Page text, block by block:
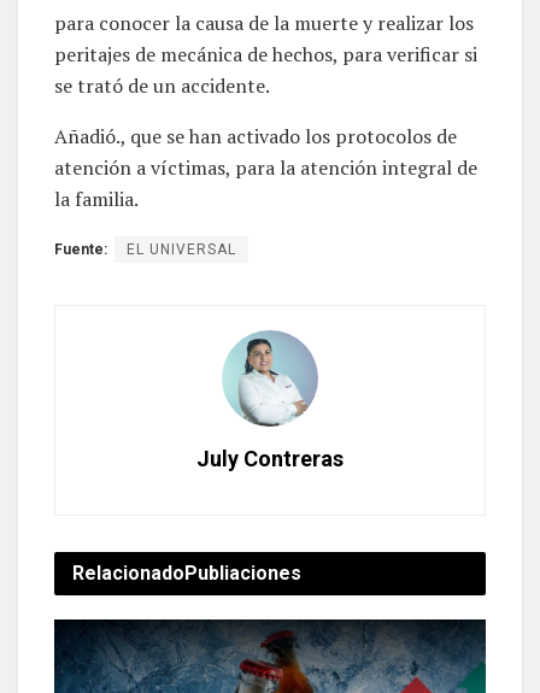
para conocer la causa de la muerte y realizar los
peritajes de mecánica de hechos, para verificar si
se trató de un accidente.
Añadió., que se han activado los protocolos de
atención a víctimas, para la atención integral de
la familia.
Fuente: EL UNIVERSAL
July Contreras
RelacionadoPubliaciones